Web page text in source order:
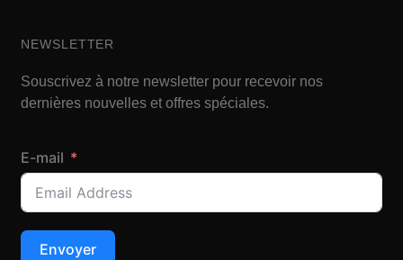
NEWSLETTER
Souscrivez à notre newsletter pour recevoir nos
dernières nouvelles et offres spéciales.
E-mail
Envoyer